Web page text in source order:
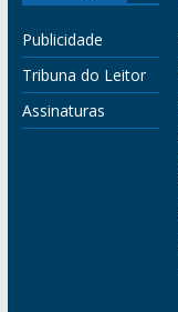
Publicidade
Tribuna do Leitor
Assinaturas